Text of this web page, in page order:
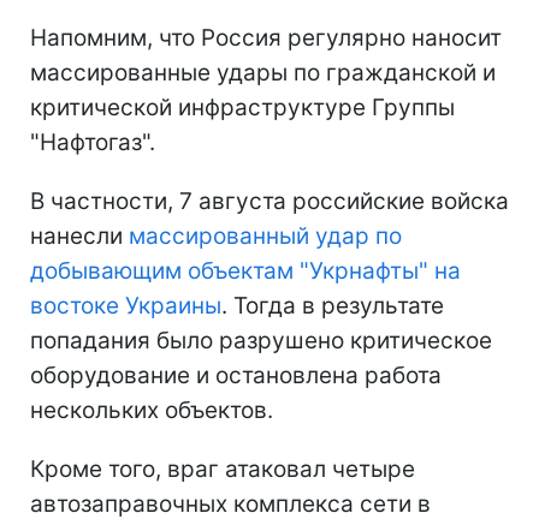
Напомним, что Россия регулярно наносит
массированные удары по гражданской и
критической инфраструктуре Группы
"Нафтогаз".
В частности, 7 августа российские войска
нанесли массированный удар по
добывающим объектам "Укрнафты" на
востоке Украины. Тогда в результате
попадания было разрушено критическое
оборудование и остановлена работа
нескольких объектов.
Кроме того, враг атаковал четыре
автозаправочных комплекса сети в